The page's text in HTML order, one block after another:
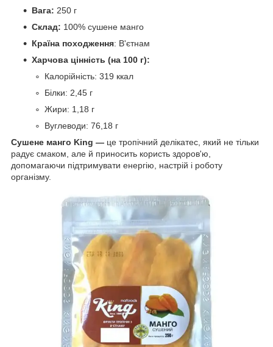
Вага: 250 г
Склад: 100% сушене манго
Країна походження: В'єтнам
Харчова цінність (на 100 г):
Калорійність: 319 ккал
Білки: 2,45 г
Жири: 1,18 г
Вуглеводи: 76,18 г
Сушене манго King — це тропічний делікатес, який не тільки
радує смаком, але й приносить користь здоров'ю,
допомагаючи підтримувати енергію, настрій і роботу
організму.